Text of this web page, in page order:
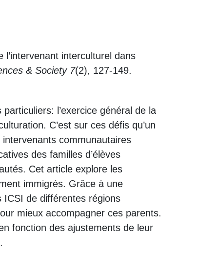
interculturel dans
& Society 7(2), 127-149.
l’exercice général de la
C’est sur ces défis qu’un
communautaires
des familles d’élèves
Cet article explore les
immigrés. Grâce à une
de différentes régions
mieux accompagner ces parents.
fonction des ajustements de leur